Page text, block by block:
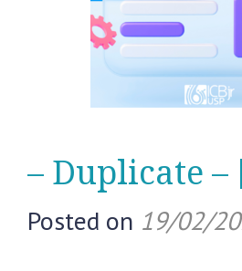
– Duplicate –
Posted on 19/02/